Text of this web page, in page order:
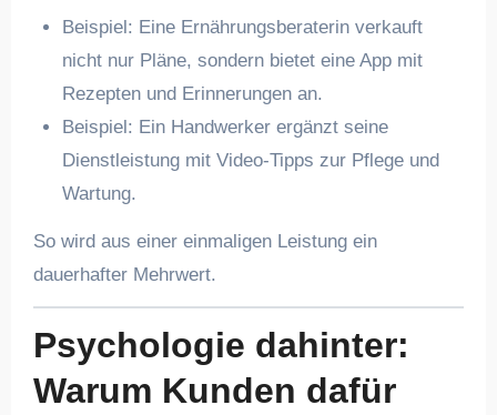
Beispiel: Eine Ernährungsberaterin verkauft
nicht nur Pläne, sondern bietet eine App mit
Rezepten und Erinnerungen an.
Beispiel: Ein Handwerker ergänzt seine
Dienstleistung mit Video-Tipps zur Pflege und
Wartung.
So wird aus einer einmaligen Leistung ein
dauerhafter Mehrwert.
Psychologie dahinter:
Warum Kunden dafür